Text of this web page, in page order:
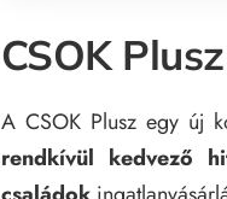
CSOK Plusz
A CSOK Plusz egy új
rendkívül kedvező